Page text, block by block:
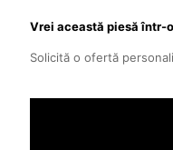
Vrei această piesă într-
Solicită o ofertă